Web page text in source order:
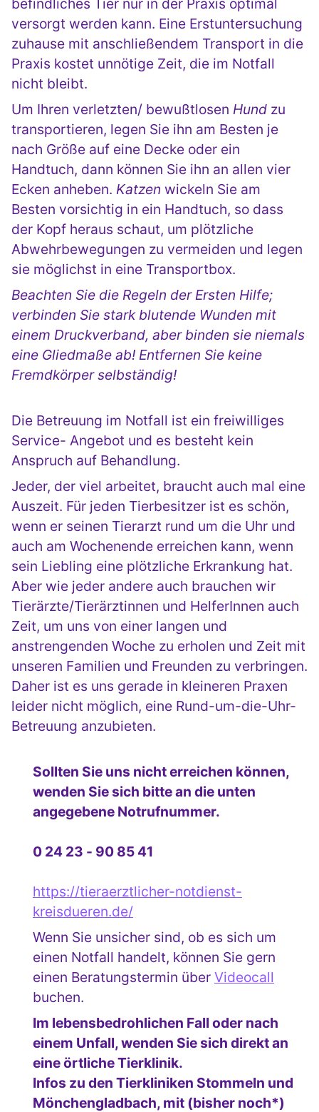
befindliches Tier nur in der Praxis optimal
versorgt werden kann. Eine Erstuntersuchung
zuhause mit anschließendem Transport in die
Praxis kostet unnötige Zeit, die im Notfall
nicht bleibt.
Um Ihren verletzten/ bewußtlosen Hund zu
transportieren, legen Sie ihn am Besten je
nach Größe auf eine Decke oder ein
Handtuch, dann können Sie ihn an allen vier
Ecken anheben. Katzen wickeln Sie am
Besten vorsichtig in ein Handtuch, so dass
der Kopf heraus schaut, um plötzliche
Abwehrbewegungen zu vermeiden und legen
sie möglichst in eine Transportbox.
Beachten Sie die Regeln der Ersten Hilfe;
verbinden Sie stark blutende Wunden mit
einem Druckverband, aber binden sie niemals
eine Gliedmaße ab! Entfernen Sie keine
Fremdkörper selbständig!
Die Betreuung im Notfall ist ein freiwilliges
Service- Angebot und es besteht kein
Anspruch auf Behandlung.
Jeder, der viel arbeitet, braucht auch mal eine
Auszeit. Für jeden Tierbesitzer ist es schön,
wenn er seinen Tierarzt rund um die Uhr und
auch am Wochenende erreichen kann, wenn
sein Liebling eine plötzliche Erkrankung hat.
Aber wie jeder andere auch brauchen wir
Tierärzte/Tierärztinnen und HelferInnen auch
Zeit, um uns von einer langen und
anstrengenden Woche zu erholen und Zeit mit
unseren Familien und Freunden zu verbringen.
Daher ist es uns gerade in kleineren Praxen
leider nicht möglich, eine Rund-um-die-Uhr-
Betreuung anzubieten.
Sollten Sie uns nicht erreichen können,
wenden Sie sich bitte an die unten
angegebene Notrufnummer.
0 24 23 - 90 85 41
https://tieraerztlicher-notdienst-
kreisdueren.de/
Wenn Sie unsicher sind, ob es sich um
einen Notfall handelt, können Sie gern
einen Beratungstermin über Videocall
buchen.
Im lebensbedrohlichen Fall oder nach
einem Unfall, wenden Sie sich direkt an
eine örtliche Tierklinik.
Infos zu den Tierkliniken Stommeln und
Mönchengladbach, mit (bisher noch*)